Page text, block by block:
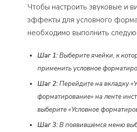
Чтобы настроить звуковые и
эффекты для условного
необходимо выполнить
Шаг 1:Выберите ячейки, к
применить условное
Шаг 2:Перейдите на вкладку
форматирование» на ленте
выберите «Условное
Шаг 3:В появившемся меню